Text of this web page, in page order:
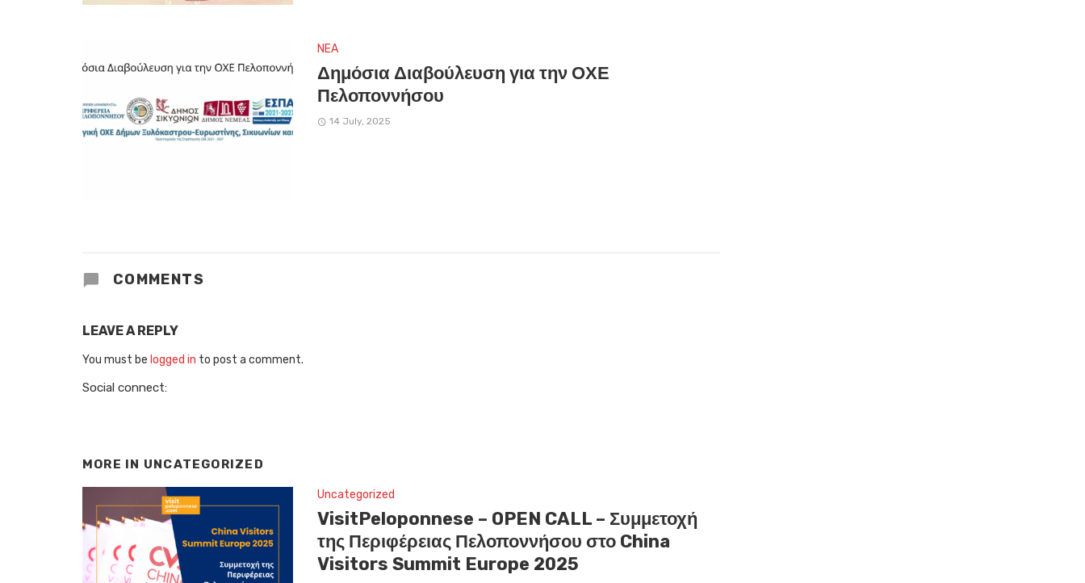
NEA
Δημόσια Διαβούλευση για την ΟΧΕ
Πελοποννήσου
14 July, 2025
COMMENTS
LEAVE A REPLY
You must be logged in to post a comment.
Social connect:
MORE IN UNCATEGORIZED
Uncategorized
VisitPeloponnese – OPEN CALL – Συμμετοχή
της Περιφέρειας Πελοποννήσου στο China
Visitors Summit Europe 2025